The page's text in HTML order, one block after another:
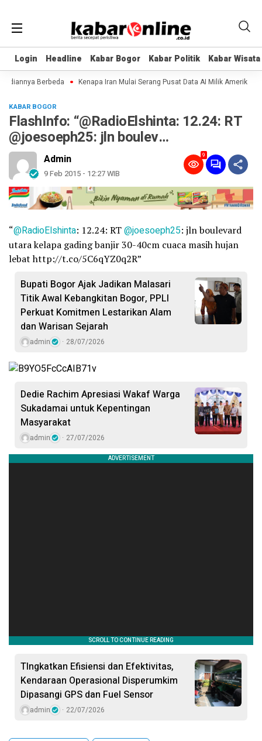
Login Headline Kabar Bogor Kabar Politik Kabar Wisata
Login Headline Kabar Bogor Kabar Politik Kabar Wisata
Berbeda Kenapa Iran Mulai Serang Pusat Data AI Milik Amerika?
KABAR BOGOR
FlashInfo: “@RadioElshinta: 12.24: RT
@joesoeph25: jln boulev…
Admin
9 Feb 2015 - 12:27 WIB
9
“@RadioElshinta: 12.24: RT@joesoeph25: jln boulevard
utara kelapa gading banjir 30-40cm cuaca masih hujan
lebat http://t.co/5C6qYZ0q2R”
Bupati Bogor Ajak Jadikan Malasari
Titik Awal Kebangkitan Bogor, PPLI
Perkuat Komitmen Lestarikan Alam
dan Warisan Sejarah
admin 28/07/2026
Dedie Rachim Apresiasi Wakaf Warga
Sukadamai untuk Kepentingan
Masyarakat
admin 27/07/2026
TIngkatkan Efisiensi dan Efektivitas,
Kendaraan Operasional Disperumkim
Dipasangi GPS dan Fuel Sensor
admin 22/07/2026